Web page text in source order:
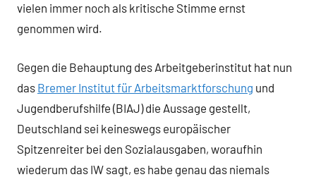
vielen immer noch als kritische Stimme ernst
genommen wird.
Gegen die Behauptung des Arbeitgeberinstitut hat nun
das Bremer Institut für Arbeitsmarktforschung und
Jugendberufshilfe (BIAJ) die Aussage gestellt,
Deutschland sei keineswegs europäischer
Spitzenreiter bei den Sozialausgaben, woraufhin
wiederum das IW sagt, es habe genau das niemals